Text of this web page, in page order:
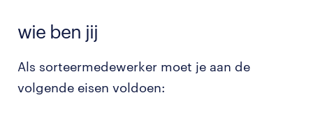
wie ben jij
Als sorteermedewerker moet je aan de
volgende eisen voldoen: